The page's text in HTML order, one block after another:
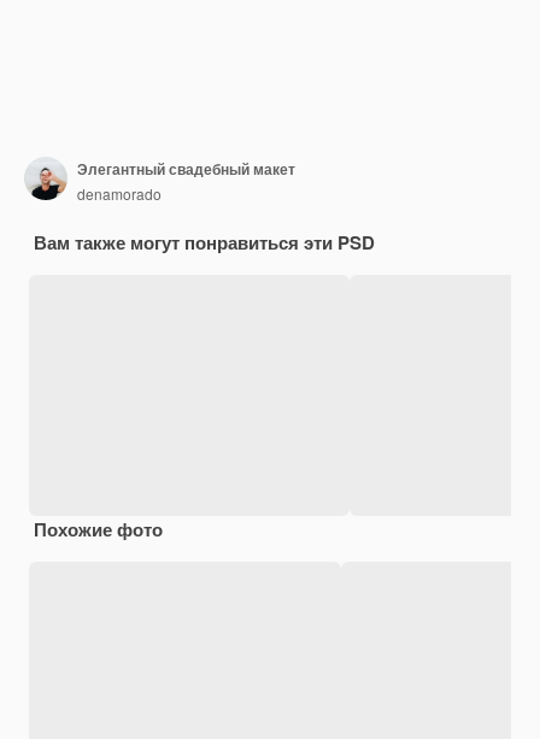
Элегантный свадебный макет
denamorado
Вам также могут понравиться эти PSD
Похожие фото